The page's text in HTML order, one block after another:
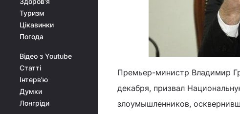
Туризм
Цікавинки
Погода
Відео з Youtube
Статті
Інтерв'ю
Думки
Лонгріди
Премьер-министр Владимир
декабря, призвал
злоумышленников,